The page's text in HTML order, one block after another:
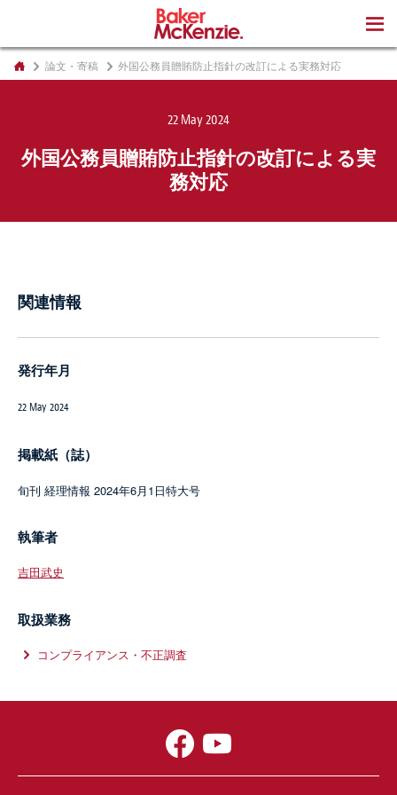
論文・寄稿 外国公務員贈賄防止指針の改訂による実務対応
22 May 2024
外国公務員贈賄防止指針の改訂による実
務対応
関連情報
発行年月
22 May 2024
掲載紙（誌）
旬刊 経理情報 2024年6月1日特大号
執筆者
吉田武史
取扱業務
コンプライアンス・不正調査